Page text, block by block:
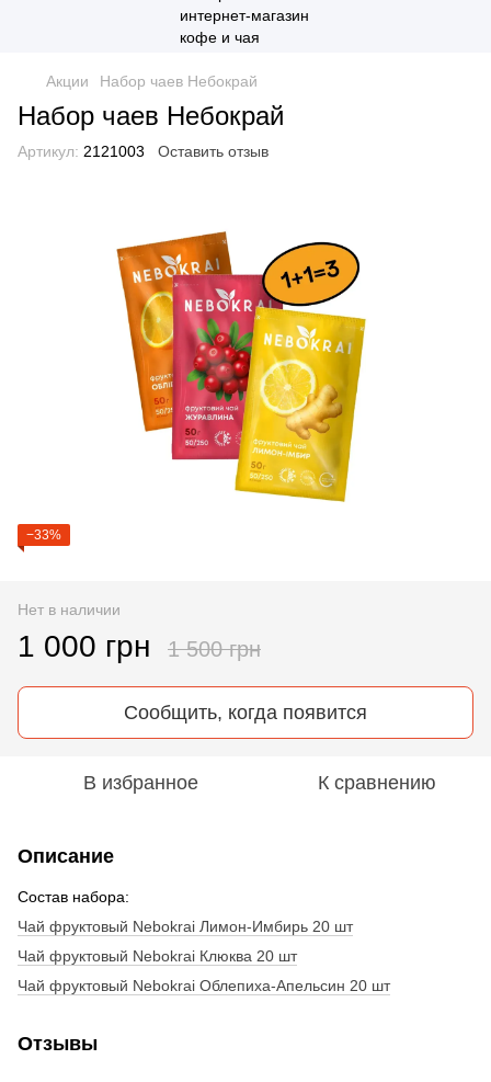
Акции Набор чаев Небокрай
Набор чаев Небокрай
Артикул: 2121003 Оставить отзыв
−33%
Нет в наличии
1 000 грн 1 500 грн
Сообщить, когда появится
В избранное К сравнению
Описание
Состав набора:
Чай фруктовый Nebokrai Лимон-Имбирь 20 шт
Чай фруктовый Nebokrai Клюква 20 шт
Чай фруктовый Nebokrai Облепиха-Апельсин 20 шт
Отзывы